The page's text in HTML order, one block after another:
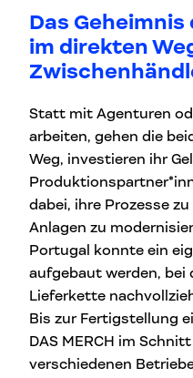
Das
im direkten
Statt mit Agenturen
arbeiten, gehen die
Weg, investieren ihr
dabei, ihre Prozesse
Anlagen zu
Portugal konnte ein
aufgebaut werden, bei
Lieferkette
Bis zur Fertigstellung
DAS MERCH im
verschiedenen